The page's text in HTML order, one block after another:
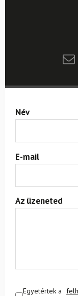
Név
E-mail
Az üzeneted
Egyetértek a